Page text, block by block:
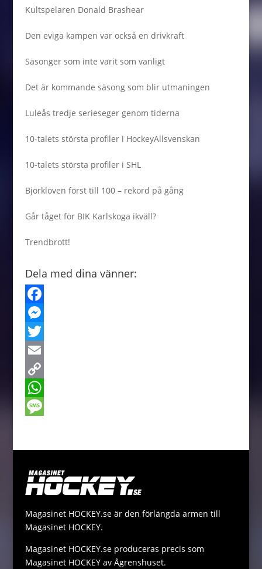
Kultspelaren Donald Brashear
Den eviga kampen var också en drivkraft
Säsonger som inte varit som vanligt
Det är kommande säsong som blir utmaningen
Luleås tredje serieseger genom tiderna
10-talets största profiler i HockeyAllsvenskan
10-talets största profiler i SHL
Björklöven först till 100 – rekord på gång
Går tåget för BIK Karlskoga ikväll?
Trendbrott!
Dela med dina vänner:
F
a
c
e
b
o
M
e
s
s
e
r
T
w
t
E
m
a
C
o
i
k
W
s
p
s
g
Magasinet HOCKEY.se är den förlängda armen till
Magasinet HOCKEY.
Magasinet HOCKEY.se produceras precis som
Magasinet HOCKEY av Ågrenshuset.